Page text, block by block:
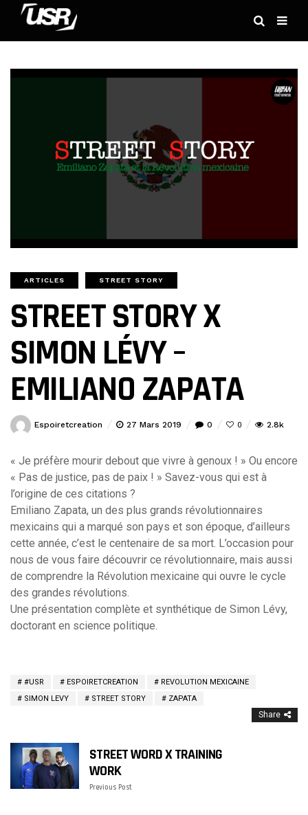
ARTICLES STREET STORY
STREET STORY X
SIMON LÉVY –
EMILIANO ZAPATA
Espoiretcreation 27 Mars 2019 0 0 2.8k
« Je préfère mourir debout que vivre à genoux ! » Ou encore
« Pas de justice, pas de paix ! » Savez-vous qui est à
l’origine de ces citations ?
Emiliano Zapata, un des plus grands révolutionnaires
mexicains qui a marqué son pays et son époque, d’ailleurs
cette année, c’est le centenaire de sa mort. L’occasion pour
nous de vous faire découvrir ce révolutionnaire, mais aussi
de comprendre la Révolution mexicaine qui ouvre le cycle
des grandes révolutions.
Une présentation complète et synthétique de Simon Lévy,
doctorant en science politique.
#USR ESPOIRETCREATION
REVOLUTION MEXICAINE
SIMON LEVY
STREET STORY ZAPATA
Share
STREET WORD X TRAINING
WORK
Previous Post